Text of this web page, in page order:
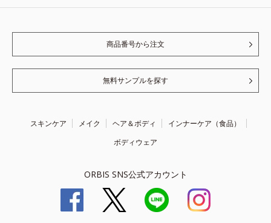
商品番号から注文
無料サンプルを探す
スキンケア メイク ヘア＆ボディ
インナーケア（食品）
ボディウェア
ORBIS SNS公式アカウント